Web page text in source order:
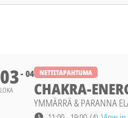
03
LOKA
04 NETTITAPAHTUMA
CHAKRA-
YMMÄRRÄ & PARANNA